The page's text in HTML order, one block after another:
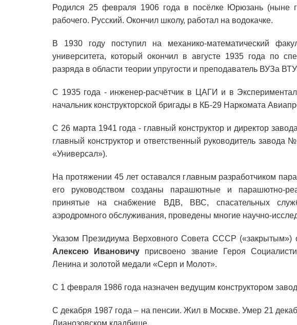
Родился 25 февраля 1906 года в посёлке Юрюзань (ныне
рабочего. Русский. Окончил школу, работал на водокачке.
В 1930 году поступил на механико-математический
университета, который окончил в августе 1935 года по
разряда в области теории упругости и преподаватель ВУЗа
С 1935 года - инженер-расчётчик в ЦАГИ и в
начальник конструкторской бригады в КБ-29 Наркомата
С 26 марта 1941 года - главный конструктор и директор
главный конструктор и ответственный руководитель завода
«Универсал»).
На протяжении 45 лет оставался главным разработчиком
его руководством созданы парашютные и парашютно-
принятые на снабжение ВДВ, ВВС, спасательных
аэродромного обслуживания, проведены многие научно-
Указом Президиума Верховного Совета СССР («закрытым»)
Алексею Ивановичу присвоено звание Героя
Ленина и золотой медали «Серп и Молот».
С 1 февраля 1986 года назначен ведущим конструктором
С декабря 1987 года – на пенсии. Жил в Москве. Умер 21